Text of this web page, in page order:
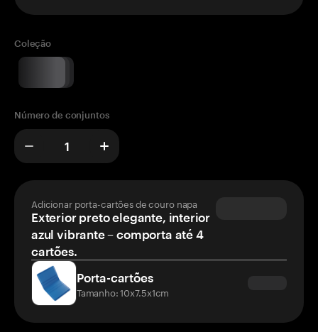
Coleção
Número de conjuntos
Adicionar porta-cartões de couro napa
Exterior preto elegante, interior
azul vibrante – comporta até 4
cartões.
Porta-cartões
Tamanho: 10x7.5x1cm